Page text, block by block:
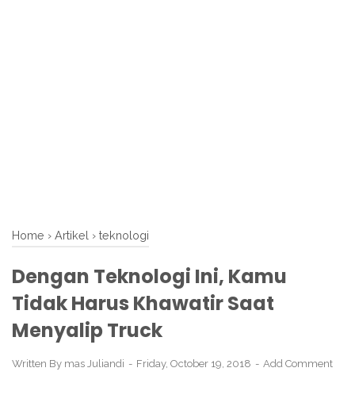
Home › Artikel › teknologi
Dengan Teknologi Ini, Kamu
Tidak Harus Khawatir Saat
Menyalip Truck
Written By mas Juliandi Friday, October 19, 2018 Add Comment